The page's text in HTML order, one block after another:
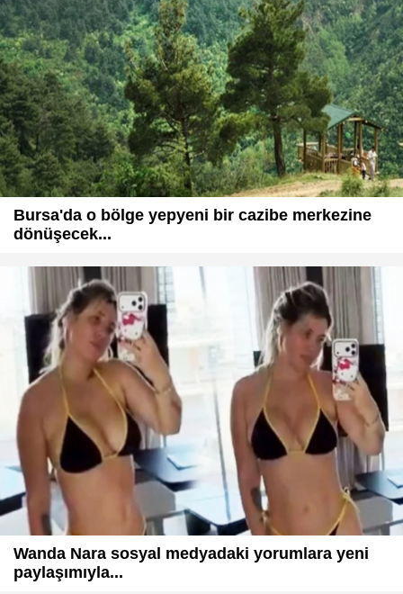
Bursa'da o bölge yepyeni bir cazibe merkezine
dönüşecek...
Wanda Nara sosyal medyadaki yorumlara yeni
paylaşımıyla...